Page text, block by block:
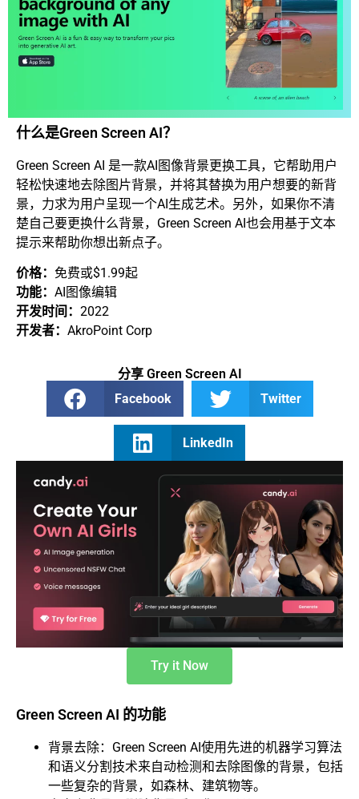
什么是Green Screen AI？
Green Screen AI 是一款AI图像背景更换工具，它帮助用户
轻松快速地去除图片背景，并将其替换为用户想要的新背
景，力求为用户呈现一个AI生成艺术。另外，如果你不清
楚自己要更换什么背景，Green Screen AI也会用基于文本
提示来帮助你想出新点子。
价格： 免费或$1.99起
功能： AI图像编辑
开发时间： 2022
开发者： AkroPoint Corp
分享 Green Screen AI
Facebook
Twitter
LinkedIn
Try it Now
Green Screen AI 的功能
背景去除：Green Screen AI使用先进的机器学习算法
和语义分割技术来自动检测和去除图像的背景，包括
一些复杂的背景，如森林、建筑物等。